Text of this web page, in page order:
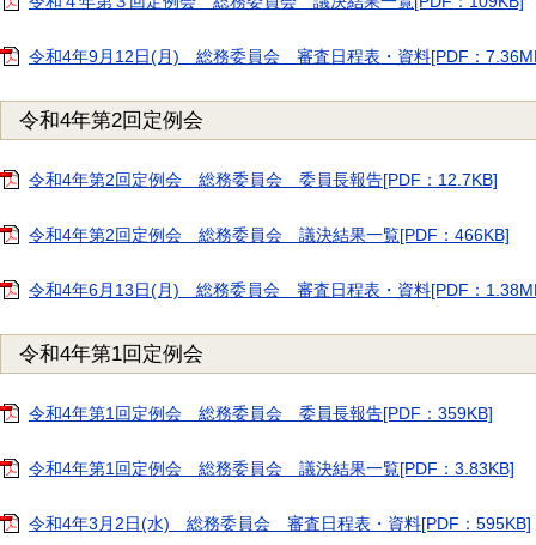
令和4年9月12日(月) 総務委員会 審査日程表・資料[PDF：
令和4年第2回定例会
令和4年第2回定例会 総務委員会 委員長報告[PDF：12.7KB]
令和4年第2回定例会 総務委員会 議決結果一覧[PDF：466KB]
令和4年6月13日(月) 総務委員会 審査日程表・資料[PDF：
令和4年第1回定例会
令和4年第1回定例会 総務委員会 委員長報告[PDF：359KB]
令和4年第1回定例会 総務委員会 議決結果一覧[PDF：3.83KB]
令和4年3月2日(水) 総務委員会 審査日程表・資料[PDF：595KB]